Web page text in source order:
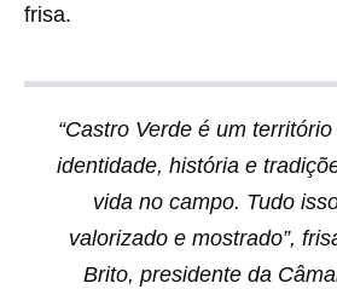
frisa.
“Castro Verde é um
identidade, história e
vida no campo. Tudo
valorizado e mostrado”,
Brito, presidente da